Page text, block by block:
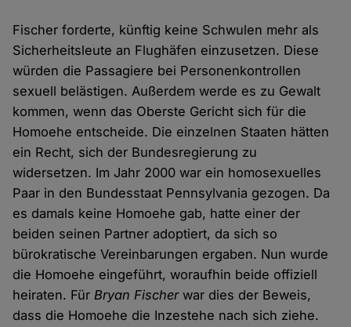
Fischer forderte, künftig keine Schwulen mehr als
Sicherheitsleute an Flughäfen einzusetzen. Diese
würden die Passagiere bei Personenkontrollen
sexuell belästigen. Außerdem werde es zu Gewalt
kommen, wenn das Oberste Gericht sich für die
Homoehe entscheide. Die einzelnen Staaten hätten
ein Recht, sich der Bundesregierung zu
widersetzen. Im Jahr 2000 war ein homosexuelles
Paar in den Bundesstaat Pennsylvania gezogen. Da
es damals keine Homoehe gab, hatte einer der
beiden seinen Partner adoptiert, da sich so
bürokratische Vereinbarungen ergaben. Nun wurde
die Homoehe eingeführt, woraufhin beide offiziell
heiraten. FürBryan Fischerwar dies der Beweis,
dass die Homoehe die Inzestehe nach sich ziehe.